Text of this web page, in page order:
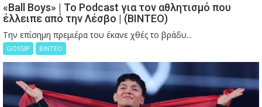
«Ball Boys» | Το Podcast για τον αθλητισμό που
έλλειπε από την Λέσβο | (ΒΙΝΤΕΟ)
Την επίσημη πρεμιέρα του έκανε χθές το βράδυ...
GOSSIP ΒΙΝΤΕΟ